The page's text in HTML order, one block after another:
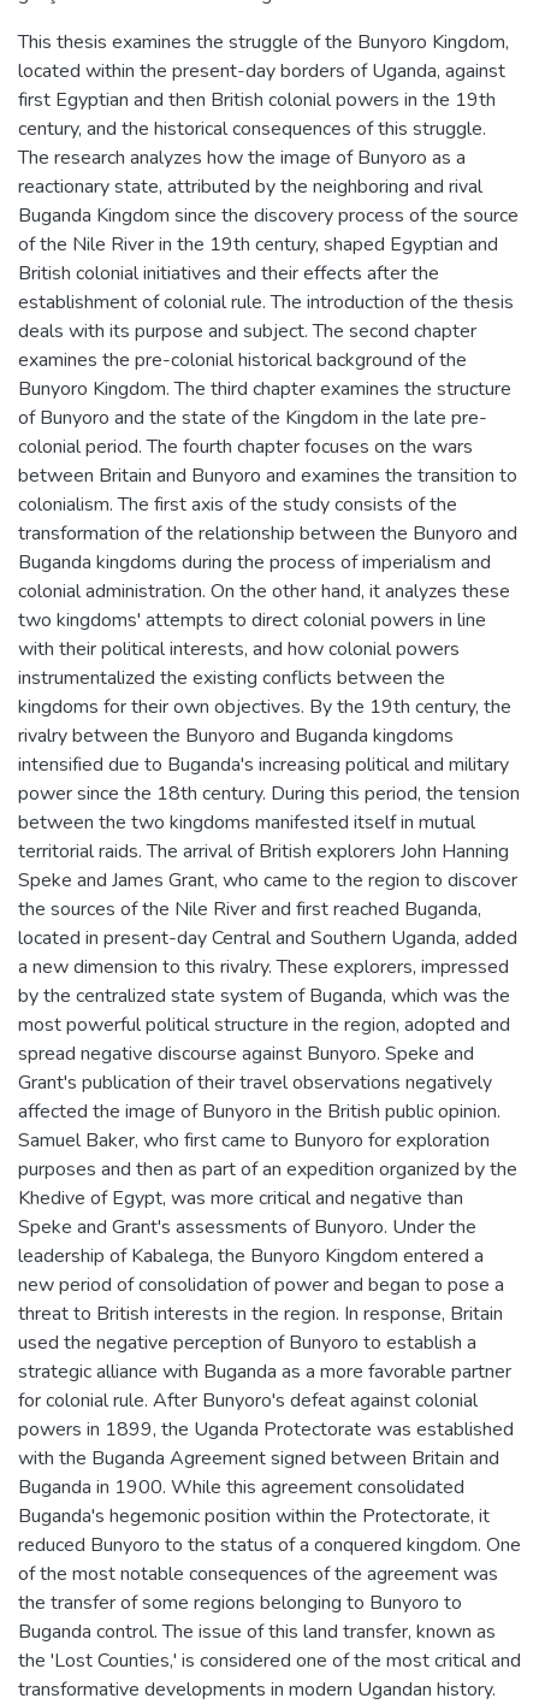
This thesis examines the struggle of the Bunyoro Kingdom,
located within the present-day borders of Uganda, against
first Egyptian and then British colonial powers in the 19th
century, and the historical consequences of this struggle.
The research analyzes how the image of Bunyoro as a
reactionary state, attributed by the neighboring and rival
Buganda Kingdom since the discovery process of the source
of the Nile River in the 19th century, shaped Egyptian and
British colonial initiatives and their effects after the
establishment of colonial rule. The introduction of the thesis
deals with its purpose and subject. The second chapter
examines the pre-colonial historical background of the
Bunyoro Kingdom. The third chapter examines the structure
of Bunyoro and the state of the Kingdom in the late pre-
colonial period. The fourth chapter focuses on the wars
between Britain and Bunyoro and examines the transition to
colonialism. The first axis of the study consists of the
transformation of the relationship between the Bunyoro and
Buganda kingdoms during the process of imperialism and
colonial administration. On the other hand, it analyzes these
two kingdoms' attempts to direct colonial powers in line
with their political interests, and how colonial powers
instrumentalized the existing conflicts between the
kingdoms for their own objectives. By the 19th century, the
rivalry between the Bunyoro and Buganda kingdoms
intensified due to Buganda's increasing political and military
power since the 18th century. During this period, the tension
between the two kingdoms manifested itself in mutual
territorial raids. The arrival of British explorers John Hanning
Speke and James Grant, who came to the region to discover
the sources of the Nile River and first reached Buganda,
located in present-day Central and Southern Uganda, added
a new dimension to this rivalry. These explorers, impressed
by the centralized state system of Buganda, which was the
most powerful political structure in the region, adopted and
spread negative discourse against Bunyoro. Speke and
Grant's publication of their travel observations negatively
affected the image of Bunyoro in the British public opinion.
Samuel Baker, who first came to Bunyoro for exploration
purposes and then as part of an expedition organized by the
Khedive of Egypt, was more critical and negative than
Speke and Grant's assessments of Bunyoro. Under the
leadership of Kabalega, the Bunyoro Kingdom entered a
new period of consolidation of power and began to pose a
threat to British interests in the region. In response, Britain
used the negative perception of Bunyoro to establish a
strategic alliance with Buganda as a more favorable partner
for colonial rule. After Bunyoro's defeat against colonial
powers in 1899, the Uganda Protectorate was established
with the Buganda Agreement signed between Britain and
Buganda in 1900. While this agreement consolidated
Buganda's hegemonic position within the Protectorate, it
reduced Bunyoro to the status of a conquered kingdom. One
of the most notable consequences of the agreement was
the transfer of some regions belonging to Bunyoro to
Buganda control. The issue of this land transfer, known as
the 'Lost Counties,' is considered one of the most critical and
transformative developments in modern Ugandan history.